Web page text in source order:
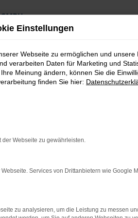
für Fürth
um gleichzeitig einen
gerne praktiziert wird: eine
Einstellungen
Webseite zu ermöglichen und unsere
verarbeiten Daten für Marketing und
Meinung ändern, können Sie die
finden Sie hier:
Webseite zu gewährleisten.
Services von Drittanbietern wie Google
zu analysieren, um die Leistung zu messen